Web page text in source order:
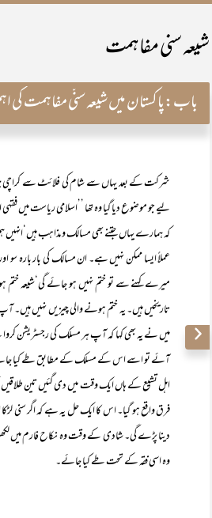
شیعہ سنی مفاہمت
باب:پاکستان میں شیعہ سنّی مفاہمت
لیے جو موضوع دیا گیا وہ تھا ’’اسلامی ریاست میں
کہ ہمارے یہاں جتنے بھی مسالک و مذاہب
عملاً ایسا ممکن نہیں ہے۔ ان مسالک کی بار بارہ
میرے کہنے سے تو ختم نہیں ہو جائے گی‘شیعہ ختم
تاریخیں ہیں۔ یہ ختم ہونے والی چیزیں نہیں ہیں۔
میں نے یہ بھی کہا کہ آپ ہر مسلک کی رجسٹریشن
آئے تو اسے اس کے مسلک کے مطابق طے کیا جائے۔
اہل تشیع کے ہاں ایک وقت میں دی گئیں تین
فرق واقع ہو گیا۔ اس کا ایک حل یہ ہے کہ اگر سنی لڑکا
دینا پڑے گی۔ شادی کے وقت وہ نکاح فارم میں
وہ اسی فقہ کے تحت طے کیا جائے۔